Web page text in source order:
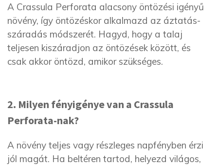
A Crassula Perforata alacsony öntözési igényű
növény, így öntözéskor alkalmazd az áztatás-
száradás módszerét. Hagyd, hogy a talaj
teljesen kiszáradjon az öntözések között, és
csak akkor öntözd, amikor szükséges.
2. Milyen fényigénye van a Crassula
Perforata-nak?
A növény teljes vagy részleges napfényben érzi
jól magát. Ha beltéren tartod, helyezd világos,